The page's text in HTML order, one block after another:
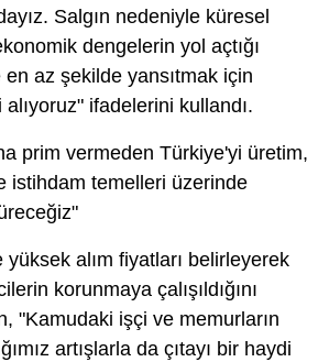
Salgın nedeniyle küresel
dengelerin yol açtığı
az şekilde yansıtmak için
ifadelerini kullandı.
prim vermeden Türkiye'yi üretim,
istihdam temelleri üzerinde
yüksek alım fiyatları belirleyerek
korunmaya çalışıldığını
"Kamudaki işçi ve memurların
artışlarla da çıtayı bir haydi